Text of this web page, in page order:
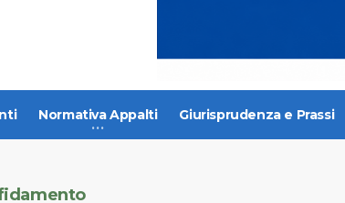
Normativa Appalti Giurisprudenza e Prassi